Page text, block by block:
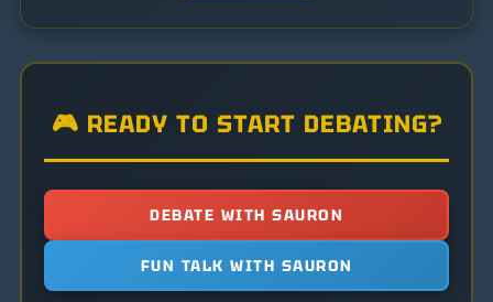
🎮 READY TO START DEBATING?
DEBATE WITH SAURON
FUN TALK WITH SAURON